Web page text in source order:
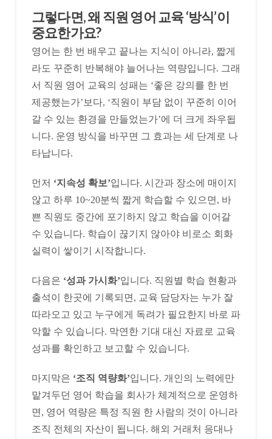
​그렇다면, 왜 직원 영어 교육 ‘방식’이
중요한가요?
영어는 한 번 배우고 끝나는 지식이 아니라, 짧게
라도 꾸준히 반복해야 늘어나는 역량입니다. 그래
서 직원 영어 교육의 성패는 ‘좋은 강의를 한 번
제공했는가’보다, ‘직원이 부담 없이 꾸준히 이어
갈 수 있는 환경을 만들었는가’에 더 크게 좌우됩
니다. 운영 방식을 바꾸면 그 효과는 세 단계로 나
타납니다.
먼저 ‘지속성 확보’입니다. ​시간과 장소에 매이지
않고 하루 10~20분씩 짧게 학습할 수 있으면, 바
쁜 직원도 중간에 포기하지 않고 학습을 이어갈
수 있습니다. 학습이 끊기지 않아야 비로소 회화
실력이 쌓이기 시작합니다.
다음은 ‘성과 가시화’입니다. 직원별 학습 현황과
출석이 한곳에 기록되면, 교육 담당자는 누가 잘
따라오고 있고 누구에게 독려가 필요한지 바로 파
악할 수 있습니다. 막연한 기대 대신 자료로 교육
성과를 확인하고 보고할 수 있습니다.
마지막은 ‘조직 역량화’입니다. 개인의 노력에만
맡겨두던 영어 학습을 회사가 체계적으로 운영하
면, 영어 역량은 특정 직원 한 사람의 것이 아니라
조직 전체의 자산이 됩니다. 해외 거래처 응대나